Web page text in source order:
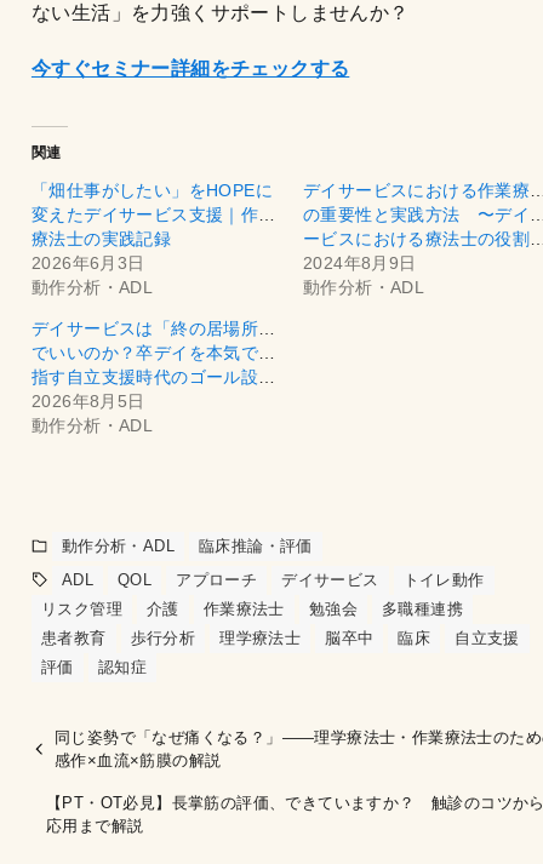
ない生活」を力強くサポートしませんか？
今すぐセミナー詳細をチェックする
関連
「畑仕事がしたい」をHOPEに
変えたデイサービス支援｜作業
療法士の実践記録
2026年6月3日
動作分析・ADL
デイサービスにおける作業療
の重要性と実践方法 〜デイ
2024年8月9日
動作分析・ADL
デイサービスは「終の居場所」
でいいのか？卒デイを本気で目
2026年8月5日
動作分析・ADL
動作分析・ADL
臨床推論・評価
ADL
QOL アプローチ デイサービス
トイレ動作
リスク管理
介護 作業療法士 勉強会
多職種連携
患者教育
歩行分析 理学療法士 脳卒中 臨床
自立支援
評価
認知症
同じ姿勢で「なぜ痛くなる？」——理学療法士・作業療法士のた
感作×血流×筋膜の解説
【PT・OT必見】長掌筋の評価、できていますか？ 触診のコツか
応用まで解説